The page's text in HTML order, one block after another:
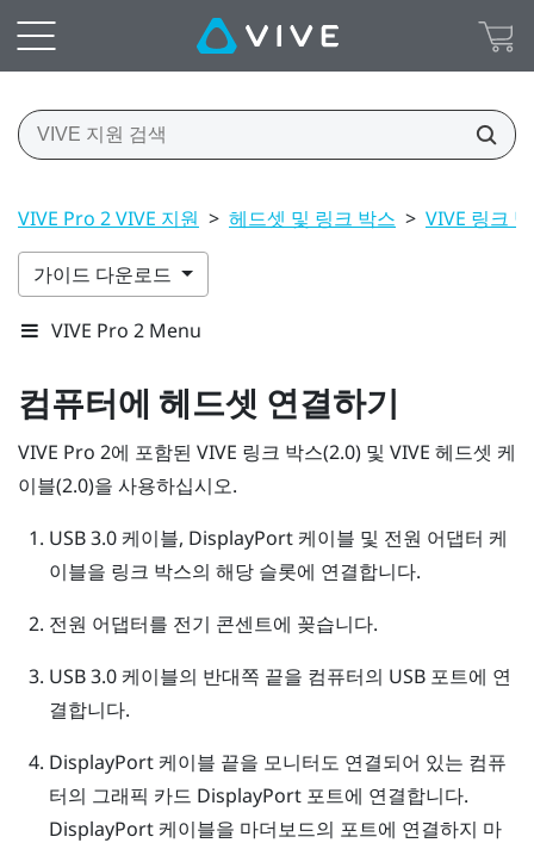
VIVE Pro 2 VIVE 지원 > 헤드셋 및 링크 박스 > VIVE 링크
가이드 다운로드
VIVE Pro 2 Menu
컴퓨터에 헤드셋 연결하기
VIVE Pro 2에 포함된 VIVE 링크 박스(2.0) 및 VIVE 헤드셋 케
이블(2.0)을 사용하십시오.
USB 3.0 케이블, DisplayPort케이블 및 전원 어댑터 케
이블을 링크 박스의 해당 슬롯에 연결합니다.
전원 어댑터를 전기 콘센트에 꽂습니다.
USB 3.0 케이블의 반대쪽 끝을 컴퓨터의 USB 포트에 연
결합니다.
DisplayPort케이블 끝을 모니터도 연결되어 있는 컴퓨
터의 그래픽 카드 DisplayPort포트에 연결합니다.
DisplayPort케이블을 마더보드의 포트에 연결하지 마